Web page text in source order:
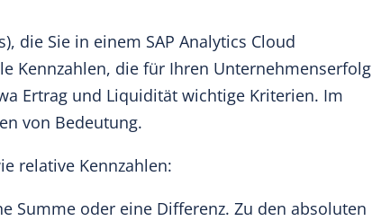
die Sie in einem SAP Analytics Cloud
Kennzahlen, die für Ihren Unternehmenserfolg
Ertrag und Liquidität wichtige Kriterien. Im
von Bedeutung.
relative Kennzahlen:
Summe oder eine Differenz. Zu den absoluten